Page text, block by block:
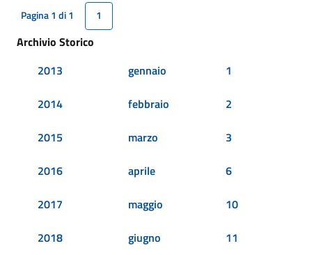
Pagina 1 di 1 1
Archivio Storico
2013
2014
2015
2016
2017
2018
gennaio
febbraio
marzo
aprile
maggio
giugno
1
2
3
6
10
11